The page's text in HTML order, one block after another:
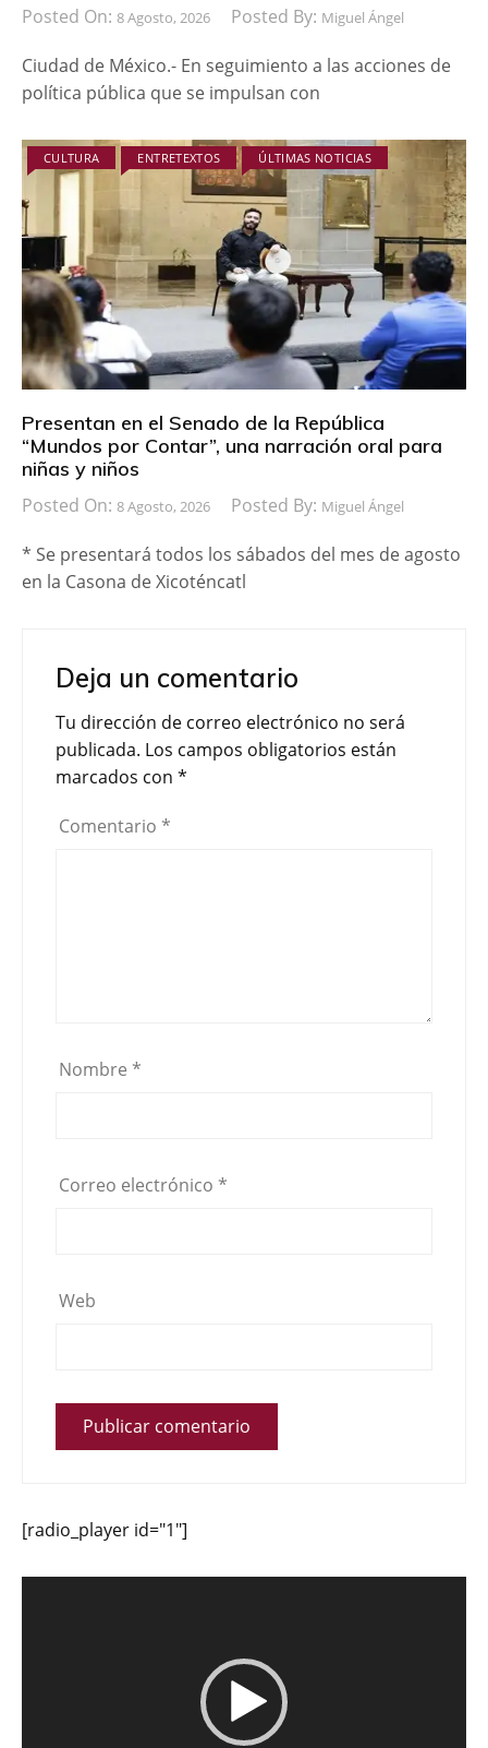
Posted On: 8 Agosto, 2026 Posted By: Miguel Ángel
Ciudad de México.- En seguimiento a las acciones de
política pública que se impulsan con
CULTURA ENTRETEXTOS ÚLTIMAS NOTICIAS
Presentan en el Senado de la República
“Mundos por Contar”, una narración oral para
niñas y niños
Posted On: 8 Agosto, 2026 Posted By: Miguel Ángel
* Se presentará todos los sábados del mes de agosto
en la Casona de Xicoténcatl
Deja un comentario
Tu dirección de correo electrónico no será
publicada. Los campos obligatorios están
marcados con *
Comentario *
Nombre *
Correo electrónico *
Web
[radio_player id="1"]